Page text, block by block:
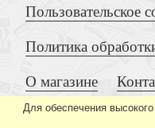
Пользовательское
Политика
О магазине
Для обеспечения